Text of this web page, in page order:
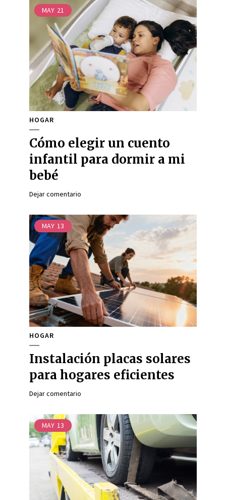
MAY 21
HOGAR
Cómo elegir un cuento
infantil para dormir a mi
bebé
Dejar comentario
MAY 13
HOGAR
Instalación placas solares
para hogares eficientes
Dejar comentario
MAY 13